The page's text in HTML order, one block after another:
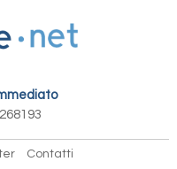
Contatti